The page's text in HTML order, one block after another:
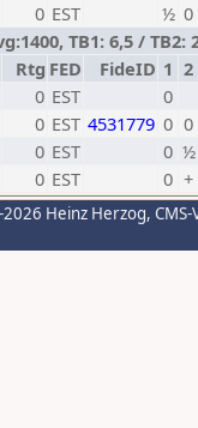
0 EST ½ 0
TB1: 6,5 / TB2:
Rtg FED FideID 1 2
0 EST
0
0 EST 4531779 0 0
0 EST 0 ½
0 EST 0 +
Heinz Herzog,